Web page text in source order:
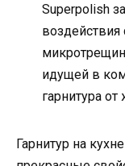
Superpolish
идущей в
гарнитура от
Гарнитур на